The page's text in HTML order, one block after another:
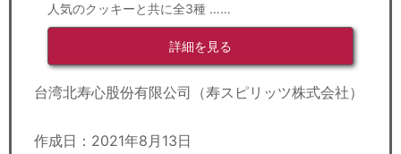
人気のクッキーと共に全3種 ……
詳細を見る
台湾北寿心股份有限公司（寿スピリッツ株式会社）
作成日：2021年8月13日